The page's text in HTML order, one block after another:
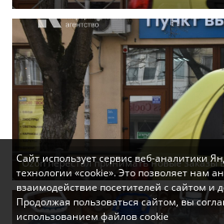
Ozon перестал принимать новые заказы
Сайт использует сервис веб-аналитики
технологии «cookie». Это позволяет нам
взаимодействие посетителей с сайтом и
Продолжая пользоваться сайтом, вы
использованием файлов cookie